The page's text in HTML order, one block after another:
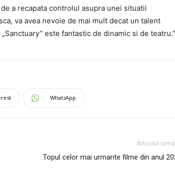
a recapata controlul asupra unei situatii
va avea nevoie de mai mult decat un talent
este fantastic de dinamic si de teatru.”
WhatsApp
Articolul
Topul celor mai urmarite filme din anul